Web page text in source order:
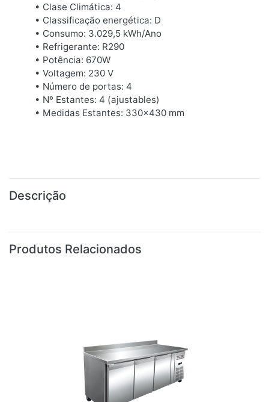
• Clase Climática: 4
• Classificação energética: D
• Consumo: 3.029,5 kWh/Ano
• Refrigerante: R290
• Potência: 670W
• Voltagem: 230 V
• Número de portas: 4
• Nº Estantes: 4 (ajustables)
• Medidas Estantes: 330x430 mm
Descrição
Produtos Relacionados